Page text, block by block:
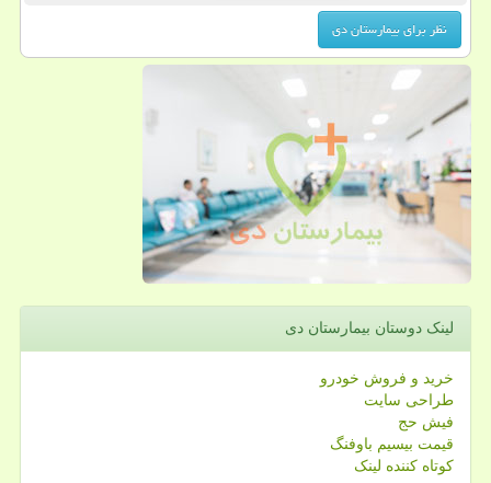
لینک دوستان بیمارستان دی
خرید و فروش خودرو
طراحی سایت
فیش حج
قیمت بیسیم باوفنگ
کوتاه کننده لینک